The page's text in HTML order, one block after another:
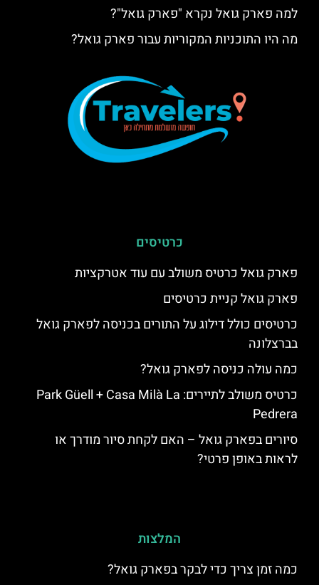
למה פארק גואל נקרא "פארק גואל"?
מה היו התוכניות המקוריות עבור פארק גואל?
כרטיסים
פארק גואל כרטיס משולב עם עוד אטרקציות
פארק גואל קניית כרטיסים
כרטיסים כולל דילוג על התורים בכניסה לפארק גואל
בברצלונה
כמה עולה כניסה לפארק גואל?
כרטיס משולב לתיירים: Park Güell + Casa Milà La
Pedrera
סיורים בפארק גואל – האם לקחת סיור מודרך או
לראות באופן פרטי?
המלצות
כמה זמן צריך כדי לבקר בפארק גואל?